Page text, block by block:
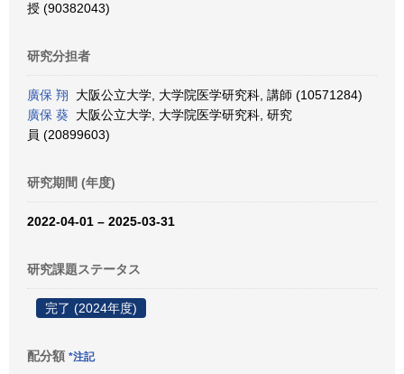
授 (90382043)
研究分担者
廣保 翔 大阪公立大学, 大学院医学研究科, 講師 (10571284)
廣保 葵 大阪公立大学, 大学院医学研究科, 研究
員 (20899603)
研究期間 (年度)
2022-04-01 – 2025-03-31
研究課題ステータス
完了 (2024年度)
配分額 *注記